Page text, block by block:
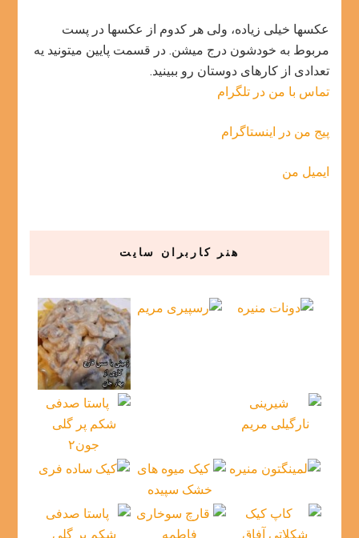
عکسها خیلی زیاده، ولی هر کدوم از عکسها در پست
مربوط به خودشون درج میشن. در قسمت پایین میتونید یه
تعدادی از کارهای دوستان رو ببینید.
تماس با من در تلگرام
پیج من در اینستاگرام
ایمیل من
هنر کاربران سایت